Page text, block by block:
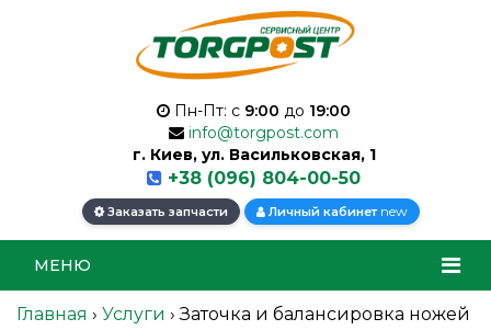
Пн-Пт: с 9:00 до 19:00
info@torgpost.com
г. Киев, ул. Васильковская, 1
+38 (096) 804-00-50
Заказать запчасти Личный кабинет new
МЕНЮ
Главная › Услуги ›Заточка и балансировка ножей